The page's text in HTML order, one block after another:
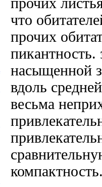
что
прочих
пикантность.
насыщенной
вдоль
весьма